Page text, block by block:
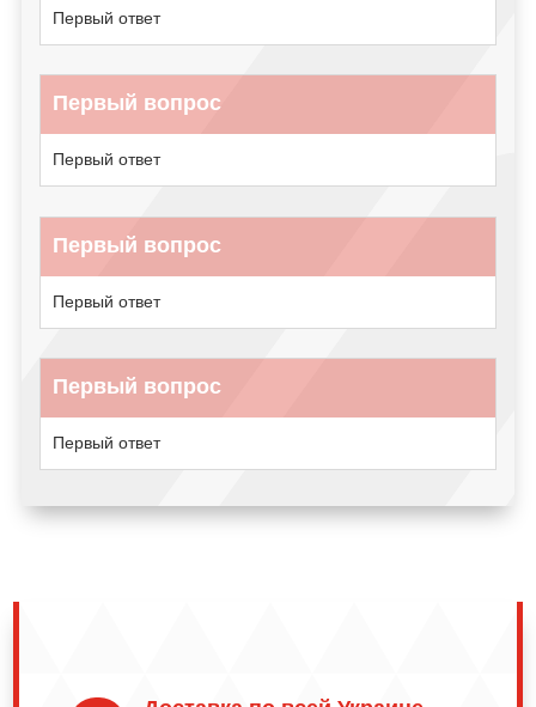
Первый ответ
Первый вопрос
Первый ответ
Первый вопрос
Первый ответ
Первый вопрос
Первый ответ